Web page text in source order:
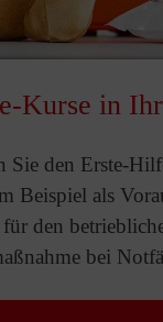
Kurse in
Sie den Erste-
Beispiel als
den
bei